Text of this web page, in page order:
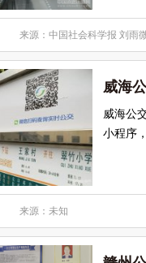
来源：中国社会科学报 刘雨
威海
威海公
小程序
来源：未知